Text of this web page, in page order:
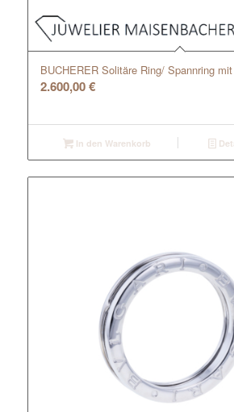
BUCHERER Solitäre Ring/ Spannring
2.600,00€
In den Warenkorb